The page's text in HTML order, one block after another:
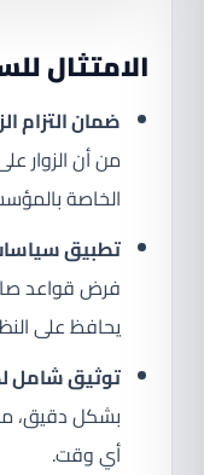
الامتثال
ضمان التزام
من أن الزوار
الخاصة
تطبيق
فرض قواعد
يحافظ على
توثيق شامل
بشكل دقيق،
أي وقت.